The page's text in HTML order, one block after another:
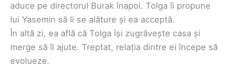
aduce pe directorul Burak înapoi. Tolga îi propune
lui Yasemin să li se alăture și ea acceptă.
În altă zi, ea află că Tolga își zugrăvește casa și
merge să îl ajute. Treptat, relația dintre ei începe să
evolueze.